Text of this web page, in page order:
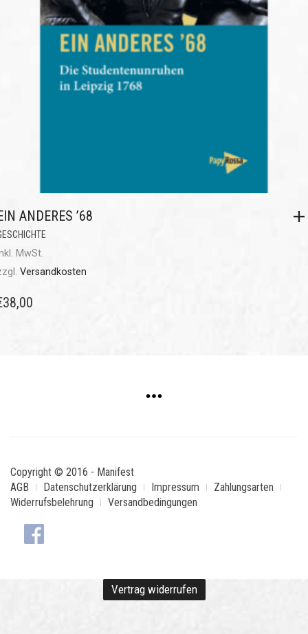
ANDERES ’68
MwSt.
Versandkosten
38,00
Copyright © 2016 - Manifest
AGB
Datenschutzerklärung Impressum
Zahlungsarten
Widerrufsbelehrung
Versandbedingungen
Vertrag widerrufen